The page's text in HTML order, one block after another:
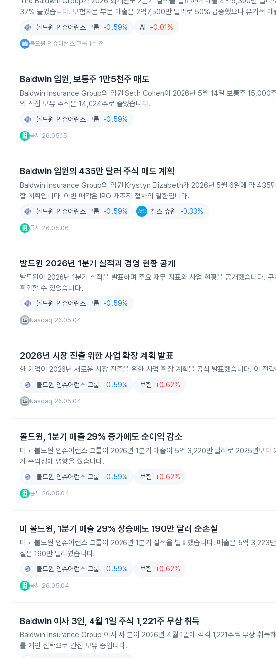
37% 늘었습니다. 보험자문 부문 매출은 2억7,500만 달러로 50% 급증했으나 유기적 매
볼드윈 인슈어런스 그룹 -0.59% AI +0.01%
볼드윈 인슈어런스 그룹| 1주 전
Baldwin 임원, 보통주 1만5천주 매도
Baldwin Insurance Group의 임원 Seth Cohen이 2026년 5월 14일 보통주 15,000주
의 직접 보유 주식은 14,024주로 줄었습니다.
볼드윈 인슈어런스 그룹 -0.59%
공시 26.05.15
Baldwin 임원의 435만 달러 주식 매도 계획
Baldwin Insurance Group의 임원 Krystyn Elizabeth가 2026년 5월 6일에 약 435
할 계획입니다. 이번 매각은 IPO 재조직 절차의 일환입니다.
볼드윈 인슈어런스 그룹 -0.59% 찰스 슈왑 -0.33%
공시 26.05.06
발드윈 2026년 1분기 실적과 경영 현황 공개
발드윈이 2026년 1분기 실적을 발표하며 주요 재무 지표와 사업 현황을 공개했습니다.
확인할 수 있었습니다.
볼드윈 인슈어런스 그룹 -0.59%
Nasdaq 26.05.04
2026년 시장 진출 위한 사업 확장 계획 발표
한 기업이 2026년 새로운 시장 진출을 위한 사업 확장 계획을 공식 발표했습니다. 이 전
볼드윈 인슈어런스 그룹 -0.59% 보험 +0.62%
Nasdaq 26.05.04
볼드윈, 1분기 매출 29% 증가에도 순이익 감소
미국 볼드윈 인슈어런스 그룹이 2026년 1분기 매출이 5억 3,220만 달러로 2025년보
가 수익성에 영향을 줬습니다.
볼드윈 인슈어런스 그룹 -0.59% 보험 +0.62%
공시 26.05.04
미 볼드윈, 1분기 매출 29% 상승에도 190만 달러 순손실
미국 볼드윈 인슈어런스 그룹이 2026년 1분기 실적을 발표했습니다. 매출은 5억
실은 190만 달러였습니다.
볼드윈 인슈어런스 그룹 -0.59% 보험 +0.62%
공시 26.05.04
Baldwin 이사 3인, 4월 1일 주식 1,221주 무상 취득
Baldwin Insurance Group 이사 세 분이 2026년 4월 1일에 각각 1,221주씩 무상 취
를 개인 신탁으로 간접 보유 중입니다.